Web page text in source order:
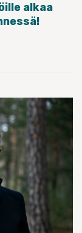
alkaa